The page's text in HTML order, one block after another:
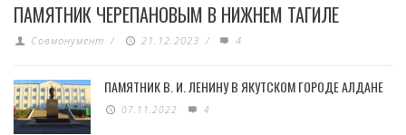
ПАМЯТНИК ЧЕРЕПАНОВЫМ В НИЖНЕМ ТАГИЛЕ
Совмонумент / 21.12.2023 / 4
ПАМЯТНИК В. И. ЛЕНИНУ В ЯКУТСКОМ ГОРОДЕ АЛДАНЕ
07.11.2022 4